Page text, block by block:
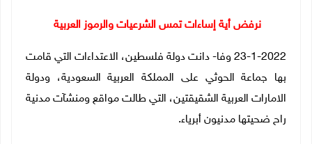
نرفض أية إساءات تمس الشرعيات والرموز العربية
23-1-2022 وفا- دانت دولة فلسطين، الاعتداءات التي قامت
بها جماعة الحوثي على المملكة العربية السعودية، ودولة
الامارات العربية الشقيقتين، التي طالت مواقع ومنشآت مدنية
راح ضحيتها مدنيون أبرياء.